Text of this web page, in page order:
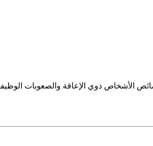
ذوي الإعاقة والصعوبات